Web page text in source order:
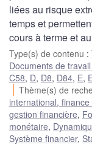
liées au risque
temps et
cours à terme et
Type(s) de contenu :
Documents de
C58, D, D8, D84, E,
Thème(s) de
international,
gestion financière,
monétaire,
Système financier,